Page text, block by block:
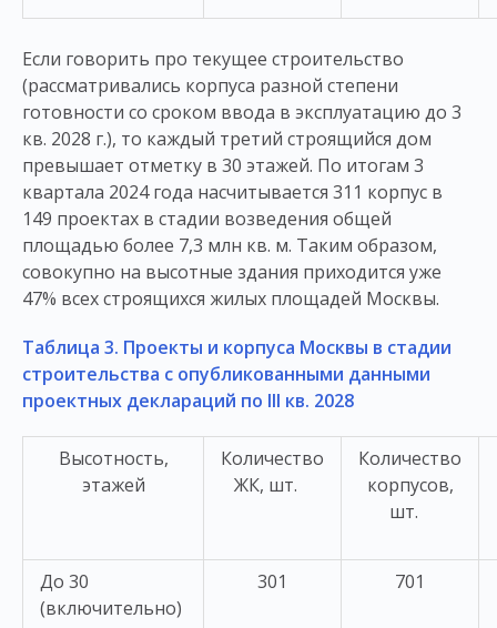
Если говорить про текущее строительство
(рассматривались корпуса разной степени
готовности со сроком ввода в эксплуатацию до 3
кв. 2028 г.), то каждый третий строящийся дом
превышает отметку в 30 этажей. По итогам 3
квартала 2024 года насчитывается 311 корпус в
149 проектах в стадии возведения общей
площадью более 7,3 млн кв. м. Таким образом,
совокупно на высотные здания приходится уже
47% всех строящихся жилых площадей Москвы.
Таблица 3. Проекты и корпуса Москвы в стадии
строительства с опубликованными данными
проектных деклараций по III кв. 2028
Высотность,
этажей
Количество
ЖК, шт.
Количество
корпусов,
шт.
До 30
(включительно)
301 701